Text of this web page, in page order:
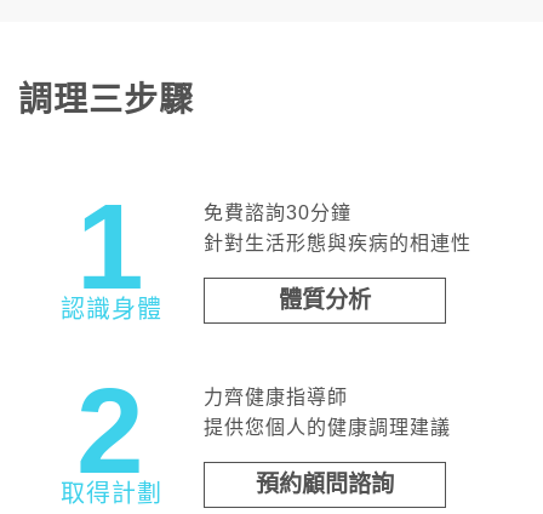
調理三步驟
1
認識身體
免費諮詢30分鐘
針對生活形態與疾病的相連性
體質分析
2
取得計劃
力齊健康指導師
提供您個人的健康調理建議
預約顧問諮詢